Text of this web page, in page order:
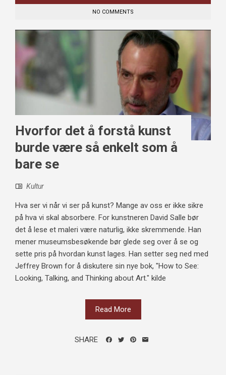
NO COMMENTS
Hvorfor det å forstå kunst
burde være så enkelt som å
bare se
Kultur
Hva ser vi når vi ser på kunst? Mange av oss er ikke sikre
på hva vi skal absorbere. For kunstneren David Salle bør
det å lese et maleri være naturlig, ikke skremmende. Han
mener museumsbesøkende bør glede seg over å se og
sette pris på hvordan kunst lages. Han setter seg ned med
Jeffrey Brown for å diskutere sin nye bok, "How to See:
Looking, Talking, and Thinking about Art." kilde
Read More
SHARE